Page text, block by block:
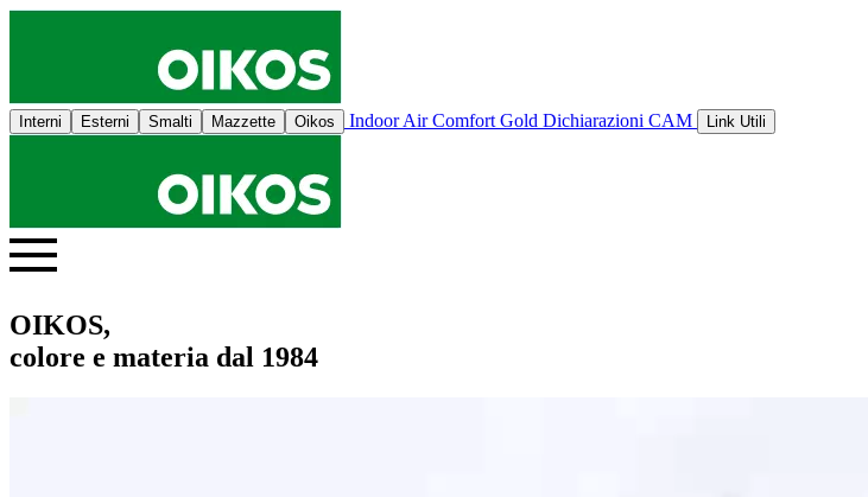
Interni Esterni Smalti Mazzette Oikos Indoor Air Comfort Gold Dichiarazioni CAM Link Utili
OIKOS,
colore e materia dal 1984